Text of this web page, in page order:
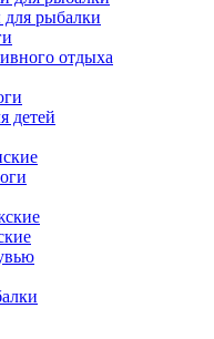
рыбалки
отдыха
детей